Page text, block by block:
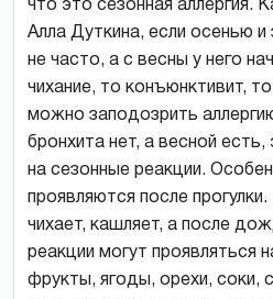
что это сезонная аллергия.
Алла Дуткина, если осенью и
не часто, а с весны у него
чихание, то конъюнктивит,
можно заподозрить
бронхита нет, а весной
на сезонные реакции.
проявляются после
чихает, кашляет, а после
реакции могут проявляться
фрукты, ягоды, орехи, соки,